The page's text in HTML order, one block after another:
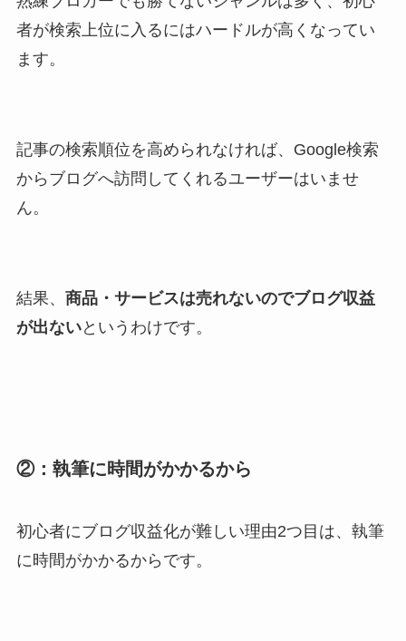
者が検索上位に入るにはハードルが高くなってい
ます。
記事の検索順位を高められなければ、Google検索
からブログへ訪問してくれるユーザーはいませ
ん。
結果、 商品・サービスは売れないのでブログ収益
が出ないというわけです。
②：執筆に時間がかかるから
初心者にブログ収益化が難しい理由2つ目は、執筆
に時間がかかるからです。